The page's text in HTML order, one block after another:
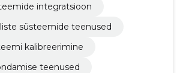
integratsioon
süsteemide teenused
kalibreerimine
teenused